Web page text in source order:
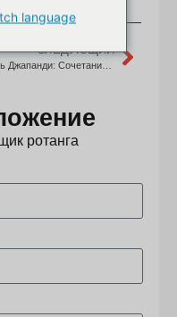
СЛЕДУЮЩИЙ
Стиль Джапанди: Сочетание минимализма IKEA с текстурами ротанга
ротанга
language